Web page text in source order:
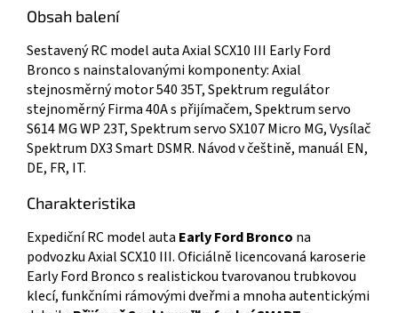
Obsah balení
Sestavený RC model auta Axial SCX10 III Early Ford
Bronco s nainstalovanými komponenty: Axial
stejnosměrný motor 540 35T, Spektrum regulátor
stejnoměrný Firma 40A s přijímačem, Spektrum servo
S614 MG WP 23T, Spektrum servo SX107 Micro MG, Vysílač
Spektrum DX3 Smart DSMR. Návod v češtině, manuál EN,
DE, FR, IT.
Charakteristika
Expediční RC model auta Early Ford Bronco na
podvozku Axial SCX10 III. Oficiálně licencovaná karoserie
Early Ford Bronco s realistickou tvarovanou trubkovou
klecí, funkčními rámovými dveřmi a mnoha autentickými